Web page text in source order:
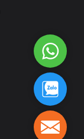
098
957
3834
098
957
3834